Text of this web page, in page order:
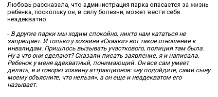
Любовь рассказала, что администрация парка опасается за жизнь
ребенка, поскольку он, в силу болезни, может вести себя
неадекватно.
- В другие парки мы ходим спокойно, никто нам кататься не
запрещает. И только у хозяина «Сказки» вот такое отношение к
инвалидам. Пришлось вызывать участкового, полиция там была.
Ну а что они сделают? Сказали писать заявление, я и написала.
Ребенок у меня адекватный, понимающий. Он все сам умеет
делать, я и говорю хозяину аттракционов: «ну подойдите, сами сыну
моему объясните, что нельзя», а он еще и неадекватом его
называет.